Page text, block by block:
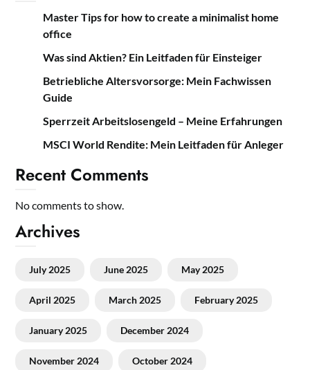
Master Tips for how to create a minimalist home
office
Was sind Aktien? Ein Leitfaden für Einsteiger
Betriebliche Altersvorsorge: Mein Fachwissen
Guide
Sperrzeit Arbeitslosengeld – Meine Erfahrungen
MSCI World Rendite: Mein Leitfaden für Anleger
Recent Comments
No comments to show.
Archives
July 2025 June 2025 May 2025
April 2025 March 2025 February 2025
January 2025 December 2024
November 2024 October 2024